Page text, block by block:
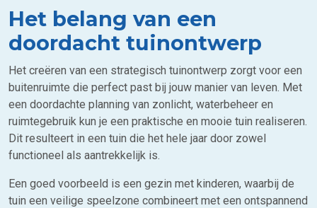
Het belang van een
doordacht tuinontwerp
Het creëren van een strategisch tuinontwerp zorgt voor een
buitenruimte die perfect past bij jouw manier van leven. Met
een doordachte planning van zonlicht, waterbeheer en
ruimtegebruik kun je een praktische en mooie tuin realiseren.
Dit resulteert in een tuin die het hele jaar door zowel
functioneel als aantrekkelijk is.
Een goed voorbeeld is een gezin met kinderen, waarbij de
tuin een veilige speelzone combineert met een ontspannend